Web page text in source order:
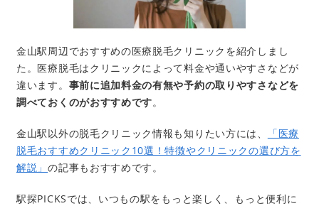
金山駅周辺でおすすめの医療脱毛クリニックを紹介しまし
た。医療脱毛はクリニックによって料金や通いやすさなどが
違います。 事前に追加料金の有無や予約の取りやすさなどを
調べておくのがおすすめです。
金山駅以外の脱毛クリニック情報も知りたい方には、
「医療
脱毛おすすめクリニック10選！特徴やクリニックの選び方を
解説」の記事もおすすめです。
駅探PICKSでは、いつもの駅をもっと楽しく、もっと便利に